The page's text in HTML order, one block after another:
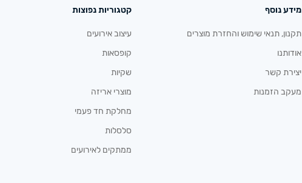
מידע נוסף
תקנון, תנאי שימוש והחזרת מוצרים
אודותנו
יצירת קשר
מעקב הזמנות
קטגוריות נפוצות
עיצוב אירועים
קופסאות
שקיות
מוצרי אריזה
מחלקת חד פעמי
סלסלות
ממתקים לאירועים